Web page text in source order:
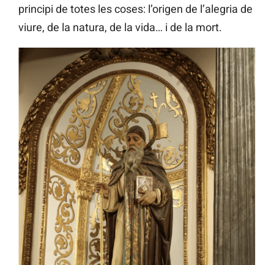
principi de totes les coses: l’origen de l’alegria de
viure, de la natura, de la vida… i de la mort.